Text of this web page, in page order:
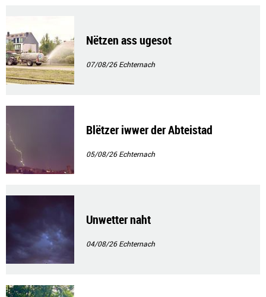
Nëtzen ass ugesot
07/08/26Echternach
Blëtzer iwwer der Abteistad
05/08/26Echternach
Unwetter naht
04/08/26Echternach